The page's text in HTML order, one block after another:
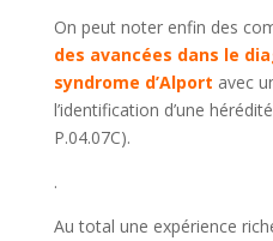
On peut noter enfin des
des avancées dans le
syndrome d’Alport avec
l’identification d’une
P.04.07C).
.
Au total une expérience